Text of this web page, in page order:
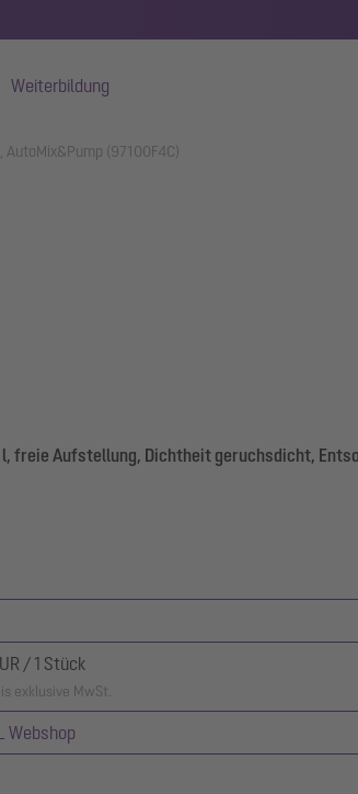
Weiterbildung
(97100F4C)
freie Aufstellung, Dichtheit geruchsdicht,
/ 1 Stück
exklusive MwSt.
Webshop